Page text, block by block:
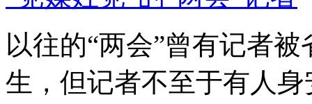
以往的“两会”曾有记者
生，但记者不至于有人